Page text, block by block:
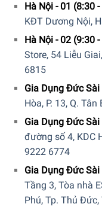
Để phục vụ khách
tìm hiểu về các tính
Dụng Đức Sài Gòn
nhiều nội dung thú
youtube bằng liên kết
5/5
Hà Nội - 01 (8:30
KĐT Dương Nội,
Hà Nội - 02 (9:30
Store, 54 Liễu
6815
Gia Dụng Đức Sài
Hòa, P. 13, Q. Tân
Gia Dụng Đức Sài
đường số 4, KDC
9222 6774
Gia Dụng Đức Sài
Tầng 3, Tòa nhà
Phú, Tp. Thủ Đức,